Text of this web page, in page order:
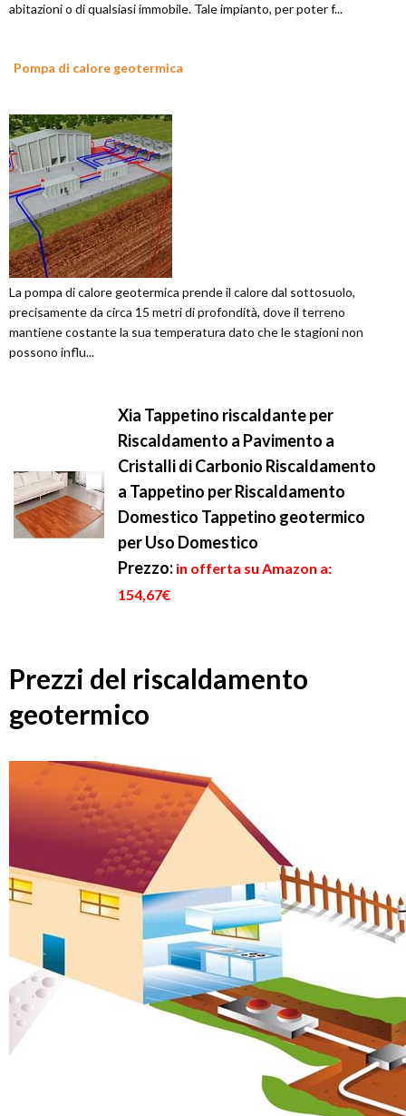
abitazioni o di qualsiasi immobile. Tale impianto, per poter f...
Pompa di calore geotermica
La pompa di calore geotermica prende il calore dal sottosuolo,
precisamente da circa 15 metri di profondità, dove il terreno
mantiene costante la sua temperatura dato che le stagioni non
possono influ...
Xia Tappetino riscaldante per
Riscaldamento a Pavimento a
Cristalli di Carbonio Riscaldamento
a Tappetino per Riscaldamento
Domestico Tappetino geotermico
per Uso Domestico
Prezzo: in offerta su Amazon a:
154,67€
Prezzi del riscaldamento
geotermico